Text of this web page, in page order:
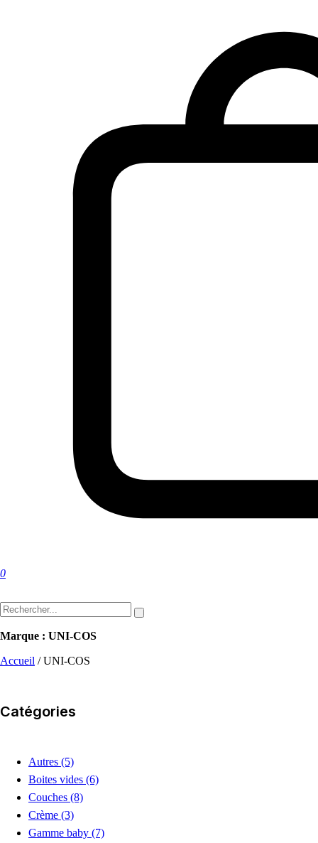
0
Marque : UNI-COS
Accueil /UNI-COS
Catégories
Autres (5)
Boites vides (6)
Couches (8)
Crème (3)
Gamme baby (7)